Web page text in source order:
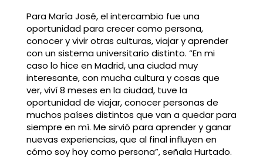
Para María José, el intercambio fue una
oportunidad para crecer como persona,
conocer y vivir otras culturas, viajar y aprender
con un sistema universitario distinto. “En mi
caso lo hice en Madrid, una ciudad muy
interesante, con mucha cultura y cosas que
ver, viví 8 meses en la ciudad, tuve la
oportunidad de viajar, conocer personas de
muchos países distintos que van a quedar para
siempre en mí. Me sirvió para aprender y ganar
nuevas experiencias, que al final influyen en
cómo soy hoy como persona”, señala Hurtado.